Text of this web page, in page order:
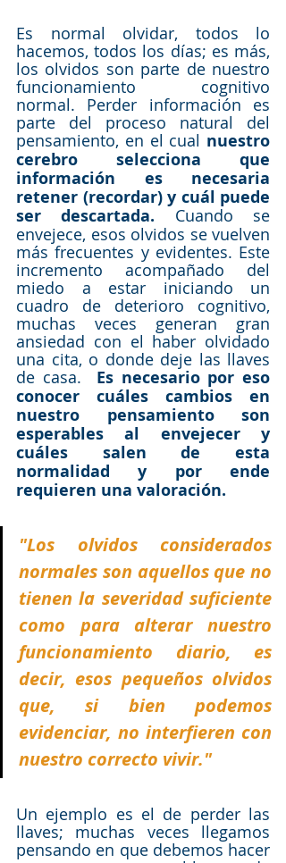
Es normal olvidar, todos lo
hacemos, todos los días; es más,
los olvidos son parte de nuestro
funcionamiento cognitivo
normal. Perder información es
parte del proceso natural del
pensamiento, en el cual nuestro
cerebro selecciona que
información es necesaria
retener (recordar) y cuál puede
ser descartada. Cuando se
envejece, esos olvidos se vuelven
más frecuentes y evidentes. Este
incremento acompañado del
miedo a estar iniciando un
cuadro de deterioro cognitivo,
muchas veces generan gran
ansiedad con el haber olvidado
una cita, o donde deje las llaves
de casa. Es necesario por eso
conocer cuáles cambios en
nuestro pensamiento son
esperables al envejecer y
cuáles salen de esta
normalidad y por ende
requieren una valoración.
"Los olvidos considerados
normales son aquellos que no
tienen la severidad suficiente
como para alterar nuestro
funcionamiento diario, es
decir, esos pequeños olvidos
que, si bien podemos
evidenciar, no interfieren con
nuestro correcto vivir."
Un ejemplo es el de perder las
llaves; muchas veces llegamos
pensando en que debemos hacer